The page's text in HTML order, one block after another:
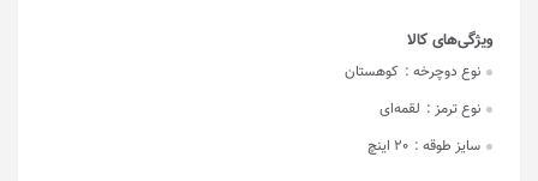
نوع دوچرخه : کوهستان
نوع ترمز : لقمه‌ای
سایز طوقه : 20 اینچ